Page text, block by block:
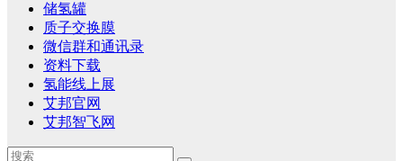
储氢罐
质子交换膜
微信群和通讯录
资料下载
氢能线上展
艾邦官网
艾邦智飞网